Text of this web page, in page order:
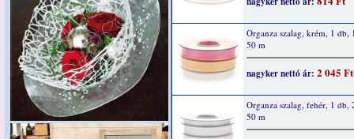
Organza szalag, krém, 1 db,
50 m
nagyker nettó ár: 2 045 Ft
Organza szalag, fehér, 1 db,
50 m